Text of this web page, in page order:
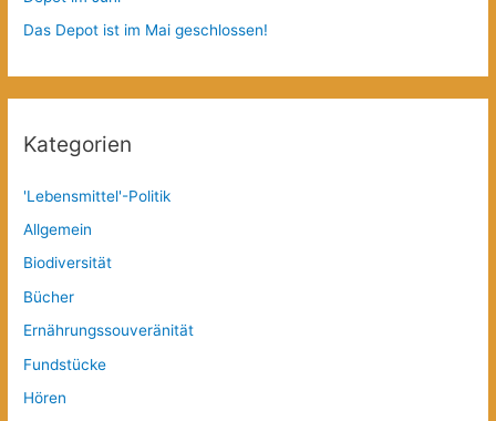
Das Depot ist im Mai geschlossen!
Kategorien
'Lebensmittel'-Politik
Allgemein
Biodiversität
Bücher
Ernährungssouveränität
Fundstücke
Hören